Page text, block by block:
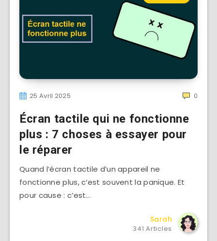
25 Avril 2025 0
Écran tactile qui ne fonctionne
plus : 7 choses à essayer pour
le réparer
Quand l’écran tactile d’un appareil ne
fonctionne plus, c’est souvent la panique. Et
pour cause : c’est…
Sarah
341 Articles